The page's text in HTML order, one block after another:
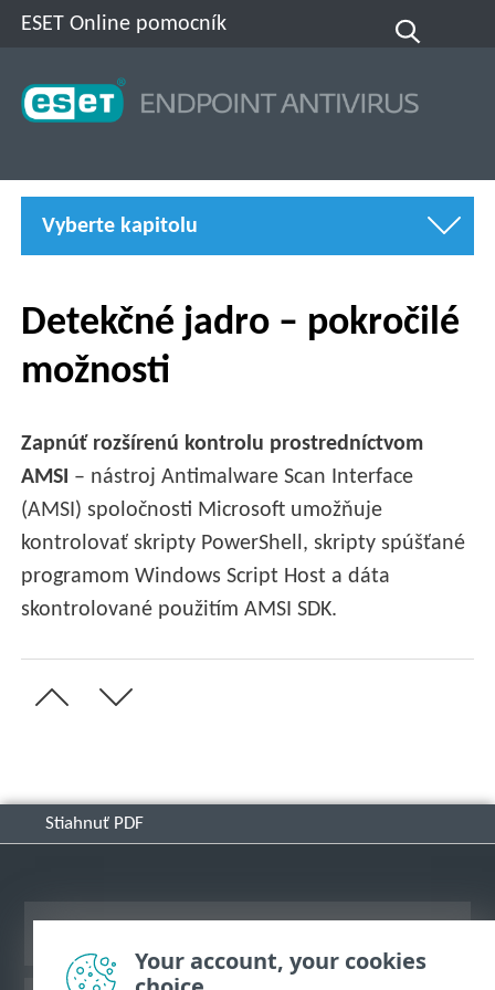
ESET Online pomocník
Vyberte kapitolu
Detekčné jadro – pokročilé
možnosti
Zapnúť rozšírenú kontrolu prostredníctvom
AMSI – nástroj Antimalware Scan Interface
(AMSI) spoločnosti Microsoft umožňuje
kontrolovať skripty PowerShell, skripty spúšťané
programom Windows Script Host a dáta
skontrolované použitím AMSI SDK.
Stiahnuť PDF
Your account, your cookies